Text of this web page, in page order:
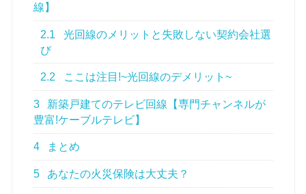
線】
2.1
光回線のメリットと失敗しない契約会社選
び
2.2 ここは注目!~光回線のデメリット~
3
新築戸建てのテレビ回線【専門チャンネルが
豊富!ケーブルテレビ】
4 まとめ
5 あなたの火災保険は大丈夫？